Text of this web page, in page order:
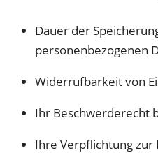
Dauer der
personenbezogenen
Widerrufbarkeit von
Ihr Beschwerderecht
Ihre Verpflichtung